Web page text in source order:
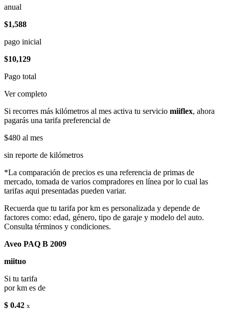
anual
$1,588
pago inicial
$10,129
Pago total
Ver completo
Si recorres más kilómetros al mes activa tu servicio miiflex, ahora
pagarás una tarifa preferencial de
$480 al mes
sin reporte de kilómetros
*La comparación de precios es una referencia de primas de
mercado, tomada de varios compradores en línea por lo cual las
tarifas aqui presentadas pueden variar.
Recuerda que tu tarifa por km es personalizada y depende de
factores como: edad, género, tipo de garaje y modelo del auto.
Consulta términos y condiciones.
Aveo PAQ B 2009
miituo
Si tu tarifa
por km es de
$ 0.42 x